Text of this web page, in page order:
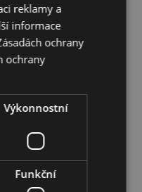
u Puckator?
nákupem pro zákazníky.
9.5cm
reklamy a
informace
ochrany
ochrany
Výkonnostní
Funkční